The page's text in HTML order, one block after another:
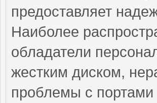
предоставляет
Наиболее
обладатели
жестким диском,
проблемы с